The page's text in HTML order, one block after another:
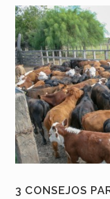
3 CONSEJOS